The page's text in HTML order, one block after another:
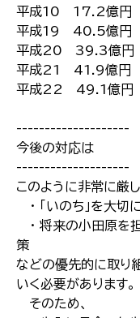
平成10 17.2億円
平成19 40.5億円
平成20 39.3億円
平成21 41.9億円
平成22 49.1億円
--------------------
今後の対応は
--------------------
このように非常に厳
・ 「いのち」を大切
・ 将来の小田原を
策
などの優先的に取り
いく必要があります。
そのため、